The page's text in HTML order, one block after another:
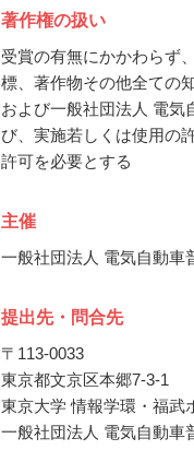
著作権の扱い
受賞の有無にかかわらず
標、著作物その他全ての
および一般社団法人 電気
び、実施若しくは使用の
許可を必要とする
主催
一般社団法人 電気自動車
提出先・問合先
〒113-0033
東京都文京区本郷7-3-1
東京大学 情報学環・福武
一般社団法人 電気自動車